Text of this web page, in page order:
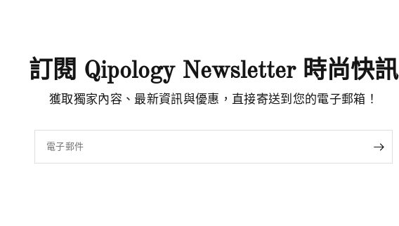
訂閱 Qipology Newsletter 時尚快訊
獲取獨家內容、最新資訊與優惠，直接寄送到您的電子郵箱！
電子郵件